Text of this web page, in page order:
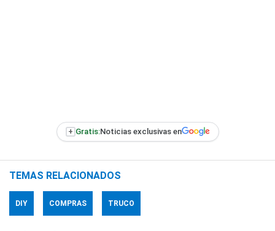
+ Gratis:Noticias exclusivas en
TEMAS RELACIONADOS
DIY COMPRAS TRUCO